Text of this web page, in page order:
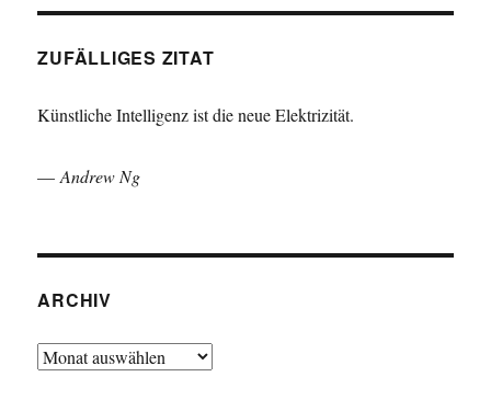
ZUFÄLLIGES ZITAT
Künstliche Intelligenz ist die neue Elektrizität.
—Andrew Ng
ARCHIV
Archiv